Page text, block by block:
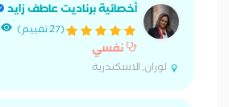
أخصائية برناديت عاطف زايد
(27 تقييم)
نفسي
لوران, الاسكندرية